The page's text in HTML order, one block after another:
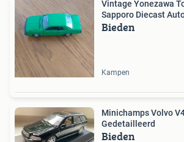
Vintage Yonezawa
Sapporo Diecast
Bieden
Kampen
Minichamps Volvo
Gedetailleerd
Bieden